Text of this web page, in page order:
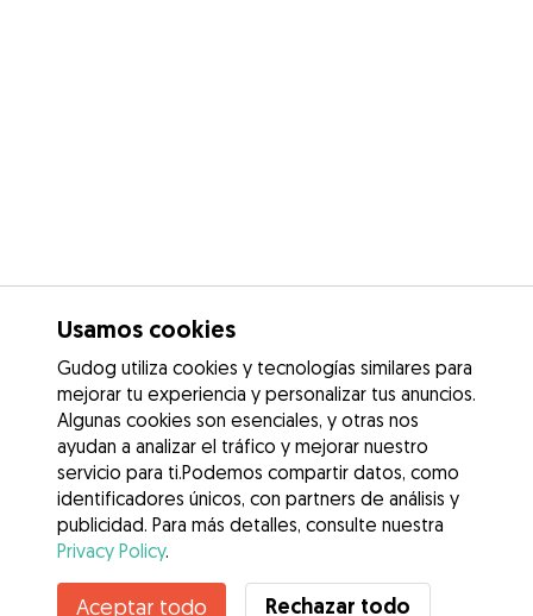
Usamos cookies
Gudog utiliza cookies y tecnologías similares para
mejorar tu experiencia y personalizar tus anuncios.
Algunas cookies son esenciales, y otras nos
ayudan a analizar el tráfico y mejorar nuestro
servicio para ti.Podemos compartir datos, como
identificadores únicos, con partners de análisis y
publicidad. Para más detalles, consulte nuestra
Privacy Policy.
Aceptar todo Rechazar todo